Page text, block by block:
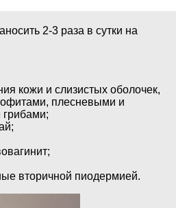
2-3 раза в сутки на
кожи и слизистых оболочек,
плесневыми и
вторичной пиодермией.